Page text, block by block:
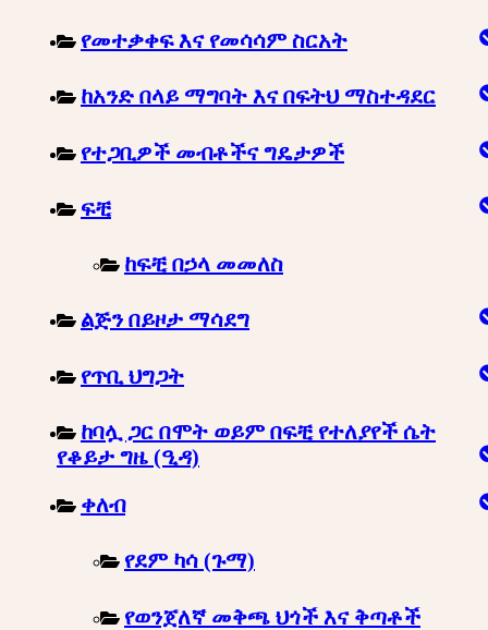
የመተቃቀፍ እና የመሳሳም ስርአት
ከአንድ በላይ ማግባት እና በፍትህ ማስተዳደር
የተጋቢዎች መብቶችና ግዴታዎች
ፍቺ
ከፍቺ በኃላ መመለስ
ልጅን በይዞታ ማሳደግ
የጥቢ ህግጋት
ከባሏ ጋር በሞት ወይም በፍቺ የተለያየች ሴት
የቆይታ ግዜ (ዒዳ)
ቀለብ
የደም ካሳ (ጉማ)
የወንጀለኛ መቅጫ ህጎች እና ቅጣቶች